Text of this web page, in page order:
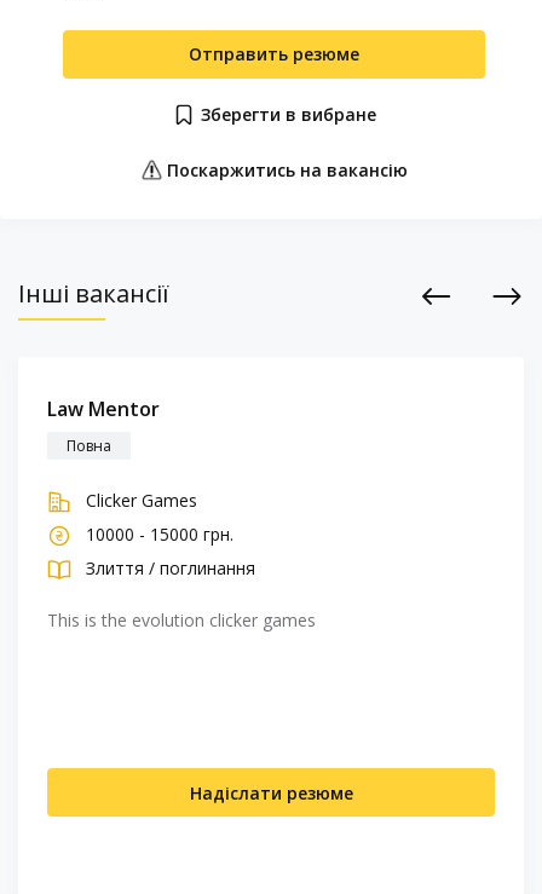
Отправить резюме
Зберегти в вибране
Поскаржитись на вакансію
Інші вакансії
Law Mentor
Повна
Clicker Games
10000 - 15000 грн.
Злиття / поглинання
This is the evolution clicker games
Надіслати резюме